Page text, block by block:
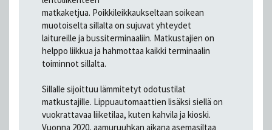
matkaketjua. Poikkileikkaukseltaan soikean
muotoiselta sillalta on sujuvat yhteydet
laitureille ja bussiterminaaliin. Matkustajien on
helppo liikkua ja hahmottaa kaikki terminaalin
toiminnot sillalta.
Sillalle sijoittuu lämmitetyt odotustilat
matkustajille. Lippuautomaattien lisäksi siellä on
vuokrattavaa liiketilaa, kuten kahvila ja kioski.
Vuonna 2020, aamuruuhkan aikana asemasiltaa